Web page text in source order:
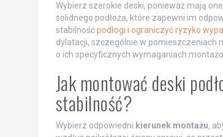
Wybierz szerokie deski, ponieważ mają
solidnego podłoża, które zapewni im
stabilnośćpodłogi i ograniczyć ryzyko
dylatacji, szczególnie w pomieszczeniach
o ich specyficznych wymaganiach
Jak montować deski
stabilność?
Wybierz odpowiedni kierunek montażu,